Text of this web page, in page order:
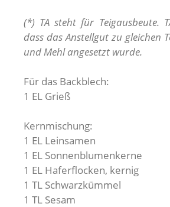
(*) TA steht für Teigausbeute.
dass das Anstellgut zu gleichen
und Mehl angesetzt wurde.
Für das Backblech:
1 EL Grieß
Kernmischung:
1 EL Leinsamen
1 EL Sonnenblumenkerne
1 EL Haferflocken, kernig
1 TL Schwarzkümmel
1 TL Sesam